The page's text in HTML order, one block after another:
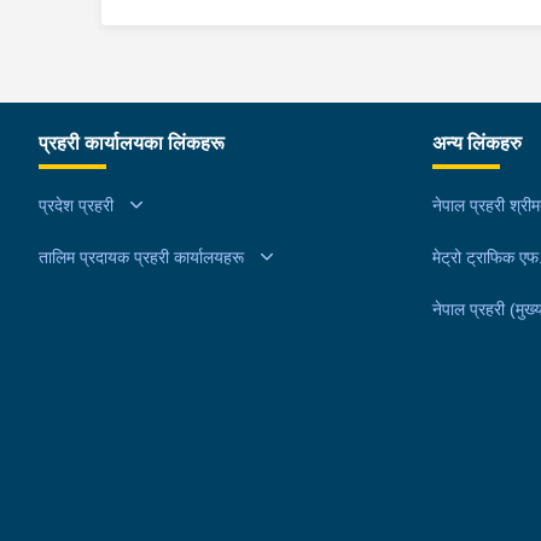
प्रहरी कार्यालयका लिंकहरू
प्रदेश प्रहरी
तालिम प्रदायक प्रहरी कार्यालयहरू
अन्य लिंकहरु
नेपाल प्रहरी
मेट्रो ट्राफिक
नेपाल प्रहरी